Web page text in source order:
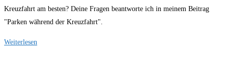
Kreuzfahrt am besten? Deine Fragen beantworte ich in meinem Beitrag
"Parken während der Kreuzfahrt".
Weiterlesen